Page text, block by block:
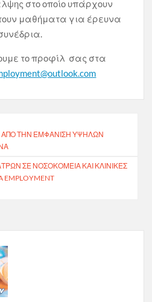
στο οποίο υπάρχουν
μαθήματα για έρευνα
το προφίλ σας στα
ΤΗΝ ΕΜΦΆΝΙΣΗ ΥΨΗΛΏΝ
ΣΕ ΝΟΣΟΚΟΜΕΊΑ ΚΑΙ ΚΛΙΝΙΚΈΣ
EMPLOYMENT